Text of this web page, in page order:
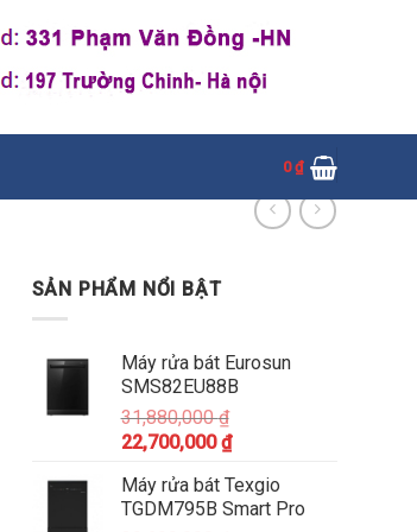
0₫
SẢN PHẨM NỔI BẬT
Máy rửa bát Eurosun
SMS82EU88B
31,880,000₫
22,700,000₫
Máy rửa bát Texgio
TGDM795B Smart Pro